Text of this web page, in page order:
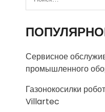
Сервисное
промышленного
Газонокосилки
Villartec